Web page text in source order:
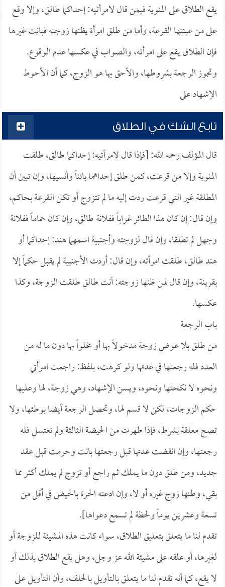
يقع الطلاق على المنوية فيمن قال لامرأتيه: إحداكما طالق، وإلا وقع
على من عينتها القرعة، وأما من طلق امرأة يظنها زوجته فبانت غيرها
فإن الطلاق يقع على امرأته، والصواب في عكسها عدم الوقوع.
وتجوز الرجعة بشروطها، والأحق بها هو الزوج، كما أن الأحوط
الإشهاد على
تابع الشك في الطلاق
قال المؤلف رحمه الله: [فإذا قال لامرأتيه: إحداكما طالق، طلقت
المنوية وإلا من قرعت، كمن طلق إحداهما بائناً وأنسيها، وإن تبين أن
المطلقة غير التي قرعت ردت إليه ما لم تتزوج أو تكن القرعة بحاكم،
وإن قال: إن كان هذا الطائر غراباً ففلانة طالق، وإن كان حماماً ففلانة
وجهل لم تطلقا، وإن قال لزوجته وأجنبية اسمهما هند: إحداكما أو
هند طالق، طلقت امرأته، وإن قال: أردت الأجنبية لم يقبل حكماً إلا
بقرينة، وإن قال لمن ظنها زوجته: أنت طالق طلقت الزوجة، وكذا
عكسها.
باب الرجعة
من طلق بلا عوض زوجة مدخولاً بها أو مخلواً بها دون ما له من
العدد فله رجعتها في عدتها ولو كرهت، بلفظ: راجعت امرأتي
ونحوه لا نكحتها ونحوه، ويسن الإشهاد، وهي زوجة، لها وعليها
حكم الزوجات، لكن لا قسم لها، وتحصل الرجعة أيضا بوطئها، ولا
تصح معلقة بشرط، فإذا طهرت من الحيضة الثالثة ولم تغتسل فله
رجعتها، وإن انقضت عدتها قبل رجعتها بانت وحرمت قبل عقد
جديد، ومن طلق دون ما يملك ثم راجع أو تزوج لم يملك أكثر مما
بقي، وطئها زوج غيره أو لا، وإن ادعته الحرة بالحيض في أقل من
تسعة وعشرين يوماً ولحظة لم تسمع دعواها].
تقدم لنا ما يتعلق بتعليق الطلاق، سواء كانت هذه المشيئة للزوجة أو
لغيرها، أو علقه على مشيئة الله عز وجل، وهل يقع الطلاق بذلك أو
لا يقع، كما أنه تقدم لنا ما يتعلق بالتأويل بالحلف، وأن التأويل على